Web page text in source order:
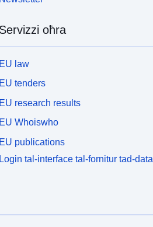
Servizzi oħra
EU law
EU tenders
EU research results
EU Whoiswho
EU publications
Login tal-interface tal-fornitur tad-data